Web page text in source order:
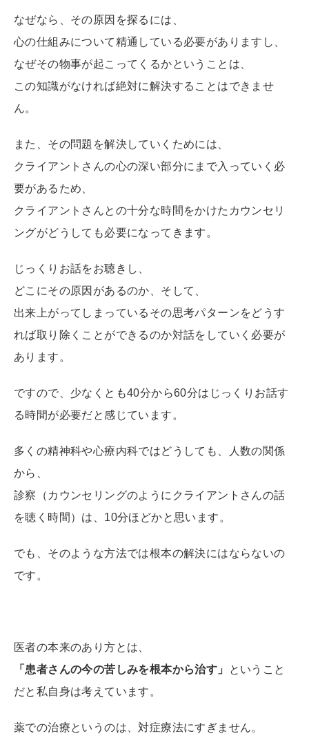
なぜなら、その原因を探るには、
心の仕組みについて精通している必要がありますし、
なぜその物事が起こってくるかということは、
この知識がなければ絶対に解決することはできませ
ん。
また、その問題を解決していくためには、
クライアントさんの心の深い部分にまで入っていく必
要があるため、
クライアントさんとの十分な時間をかけたカウンセリ
ングがどうしても必要になってきます。
じっくりお話をお聴きし、
どこにその原因があるのか、そして、
出来上がってしまっているその思考パターンをどうす
れば取り除くことができるのか対話をしていく必要が
あります。
ですので、少なくとも40分から60分はじっくりお話す
る時間が必要だと感じています。
多くの精神科や心療内科ではどうしても、人数の関係
から、
診察（カウンセリングのようにクライアントさんの話
を聴く時間）は、10分ほどかと思います。
でも、そのような方法では根本の解決にはならないの
です。
医者の本来のあり方とは、
「患者さんの今の苦しみを根本から治す」
ということ
だと私自身は考えています。
薬での治療というのは、対症療法にすぎません。